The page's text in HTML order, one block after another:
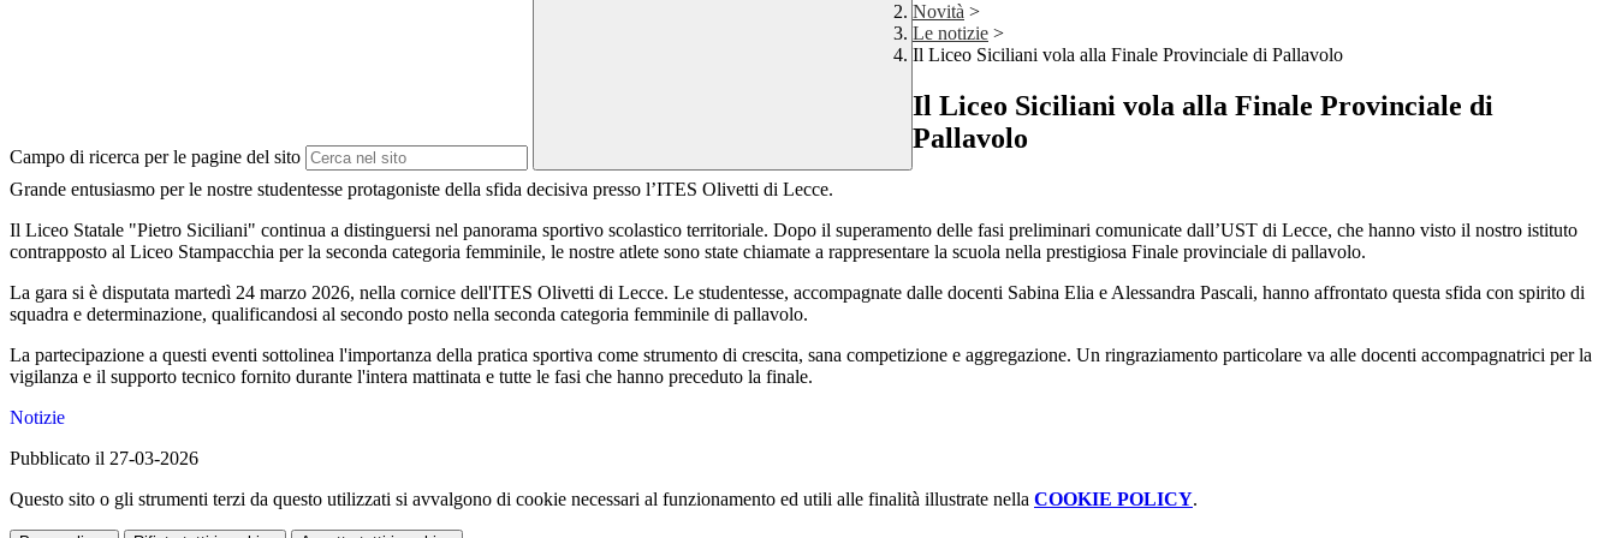
Campo di ricerca per le pagine del sito
Novità >
Le notizie >
Il Liceo Siciliani vola alla Finale Provinciale di Pallavolo
Il Liceo Siciliani vola alla Finale Provinciale di
Pallavolo
Grande entusiasmo per le nostre studentesse protagoniste della sfida decisiva presso l’ITES Olivetti di Lecce.
Il Liceo Statale "Pietro Siciliani" continua a distinguersi nel panorama sportivo scolastico territoriale. Dopo il superamento delle fasi preliminari comunicate dall’UST di Lecce, che hanno visto il nostro istituto
contrapposto al Liceo Stampacchia per la seconda categoria femminile, le nostre atlete sono state chiamate a rappresentare la scuola nella prestigiosa Finale provinciale di pallavolo.
La gara si è disputata martedì 24 marzo 2026, nella cornice dell'ITES Olivetti di Lecce. Le studentesse, accompagnate dalle docenti Sabina Elia e Alessandra Pascali, hanno affrontato questa sfida con spirito di
squadra e determinazione, qualificandosi al secondo posto nella seconda categoria femminile di pallavolo.
La partecipazione a questi eventi sottolinea l'importanza della pratica sportiva come strumento di crescita, sana competizione e aggregazione. Un ringraziamento particolare va alle docenti accompagnatrici per la
vigilanza e il supporto tecnico fornito durante l'intera mattinata e tutte le fasi che hanno preceduto la finale.
Notizie
Pubblicato il 27-03-2026
Questo sito o gli strumenti terzi da questo utilizzati si avvalgono di cookie necessari al funzionamento ed utili alle finalità illustrate nella COOKIE POLICY.